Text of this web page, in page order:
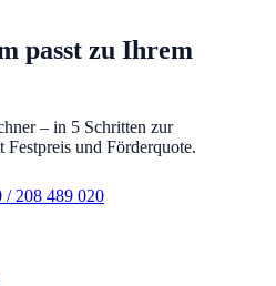
passt zu Ihrem
– in 5 Schritten zur
und Förderquote.
/ 208 489 020